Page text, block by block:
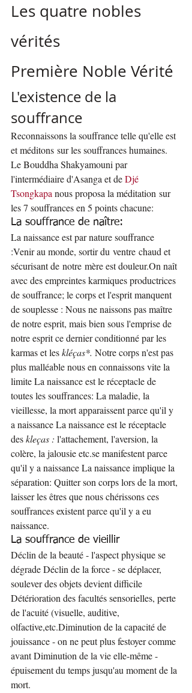
Les quatre nobles
vérités
Première Noble Vérité
L'existence de la
souffrance
Reconnaissons la souffrance telle qu'elle est
et méditons sur les souffrances humaines.
Le Bouddha Shakyamouni par
l'intermédiaire d'Asanga et de Djé
Tsongkapa nous proposa la méditation sur
les 7 souffrances en 5 points chacune:
La souffrance de naître:
La naissance est par nature souffrance
:Venir au monde, sortir du ventre chaud et
sécurisant de notre mère est douleur.On naît
avec des empreintes karmiques productrices
de souffrance; le corps et l'esprit manquent
de souplesse : Nous ne naissons pas maître
de notre esprit, mais bien sous l'emprise de
notre esprit ce dernier conditionné par les
karmas et les kléças*. Notre corps n'est pas
plus malléable nous en connaissons vite la
limite La naissance est le réceptacle de
toutes les souffrances: La maladie, la
vieillesse, la mort apparaissent parce qu'il y
a naissance La naissance est le réceptacle
des kleças : l'attachement, l'aversion, la
colère, la jalousie etc.se manifestent parce
qu'il y a naissance La naissance implique la
séparation: Quitter son corps lors de la mort,
laisser les êtres que nous chérissons ces
souffrances existent parce qu'il y a eu
naissance.
La souffrance de vieillir
Déclin de la beauté - l'aspect physique se
dégrade Déclin de la force - se déplacer,
soulever des objets devient difficile
Détérioration des facultés sensorielles, perte
de l'acuité (visuelle, auditive,
olfactive,etc.Diminution de la capacité de
jouissance - on ne peut plus festoyer comme
avant Diminution de la vie elle-même -
épuisement du temps jusqu'au moment de la
mort.